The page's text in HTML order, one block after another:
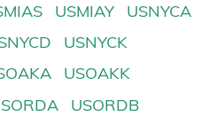
USMIAY
USNYCA
USNYCK
USOAKK
USORDB